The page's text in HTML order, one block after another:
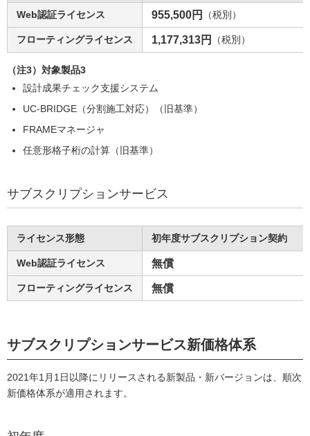
Web認証ライセンス 955,500円 （税別）
フローティングライセンス 1,177,313円 （税別）
（注3）対象製品3
設計成果チェック支援システム
UC-BRIDGE（分割施工対応）（旧基準）
FRAMEマネージャ
任意形格子桁の計算（旧基準）
サブスクリプションサービス
ライセンス形態 初年度サブスクリプション契約
Web認証ライセンス 無償
フローティングライセンス 無償
サブスクリプションサービス新価格体系
2021年1月1日以降にリリースされる新製品・新バージョンは、順次
新価格体系が適用されます。